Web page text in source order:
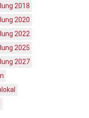
2018
2020
2022
2025
2027